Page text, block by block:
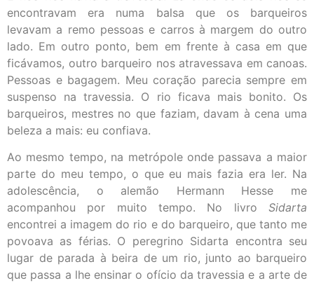
encontravam era numa balsa que os barqueiros
levavam a remo pessoas e carros à margem do outro
lado. Em outro ponto, bem em frente à casa em que
ficávamos, outro barqueiro nos atravessava em canoas.
Pessoas e bagagem. Meu coração parecia sempre em
suspenso na travessia. O rio ficava mais bonito. Os
barqueiros, mestres no que faziam, davam à cena uma
beleza a mais: eu confiava.
Ao mesmo tempo, na metrópole onde passava a maior
parte do meu tempo, o que eu mais fazia era ler. Na
adolescência, o alemão Hermann Hesse me
acompanhou por muito tempo. No livro Sidarta
encontrei a imagem do rio e do barqueiro, que tanto me
povoava as férias. O peregrino Sidarta encontra seu
lugar de parada à beira de um rio, junto ao barqueiro
que passa a lhe ensinar o ofício da travessia e a arte de